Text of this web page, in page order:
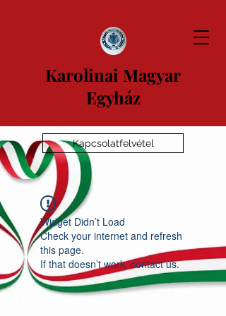
Karolinai Magyar
Egyház
Kapcsolatfelvétel
Widget Didn’t Load
Check your internet and refresh
this page.
If that doesn’t work, contact us.